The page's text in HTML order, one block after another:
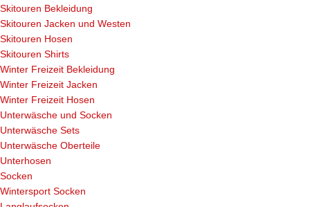
Skitouren Bekleidung
Skitouren Jacken und Westen
Skitouren Hosen
Skitouren Shirts
Winter Freizeit Bekleidung
Winter Freizeit Jacken
Winter Freizeit Hosen
Unterwäsche und Socken
Unterwäsche Sets
Unterwäsche Oberteile
Unterhosen
Socken
Wintersport Socken